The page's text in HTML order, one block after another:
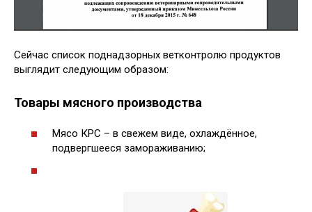
Сейчас список поднадзорных ветконтролю продуктов
выглядит следующим образом:
Товары мясного производства
Мясо КРС – в свежем виде, охлаждённое,
подвергшееся замораживанию;